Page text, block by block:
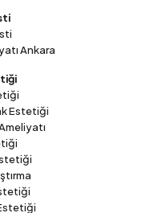
Ankara
Estetiği